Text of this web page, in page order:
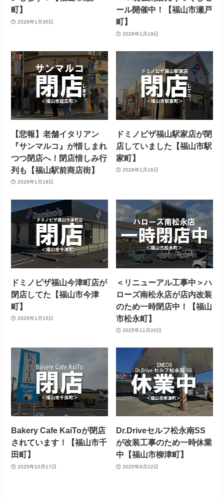
町】
2026年1月30日
ール開催中！【福山市瀬戸
町】
2026年1月19日
【悲報】老舗イタリアン
『サンマルコ』が惜しまれ
つつ閉店へ！閉店惜しみ行
列も【福山駅前商店街】
2026年1月18日
ドミノピザ福山駅家店が閉
店していました【福山市駅
家町】
2026年1月16日
ドミノピザ福山今津町店が
閉店してた【福山市今津
町】
2026年1月15日
＜リニューアル工事中＞ハ
ローズ南松永店が店内改装
のため一時閉店中！【福山
市松永町】
2025年11月20日
Bakery Cafe KaiToが閉店
されています！【福山市千
田町】
2025年10月17日
Dr.Driveセルフ松永南SS
が改装工事のため一時休業
中【福山市柳津町】
2025年9月22日